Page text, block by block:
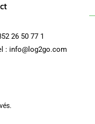
26 50 77 1
: info@log2go.com